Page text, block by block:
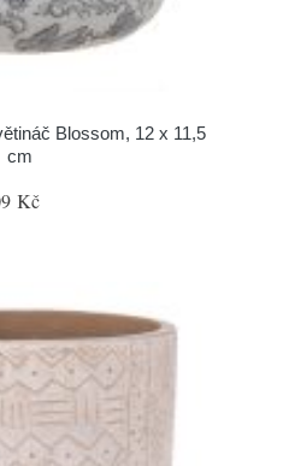
Blossom, 12 x 11,5
cm
Kč